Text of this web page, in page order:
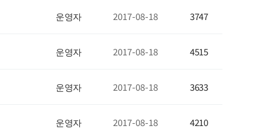
운영자 2017-08-18 3747
운영자 2017-08-18 4515
운영자 2017-08-18 3633
운영자 2017-08-18 4210